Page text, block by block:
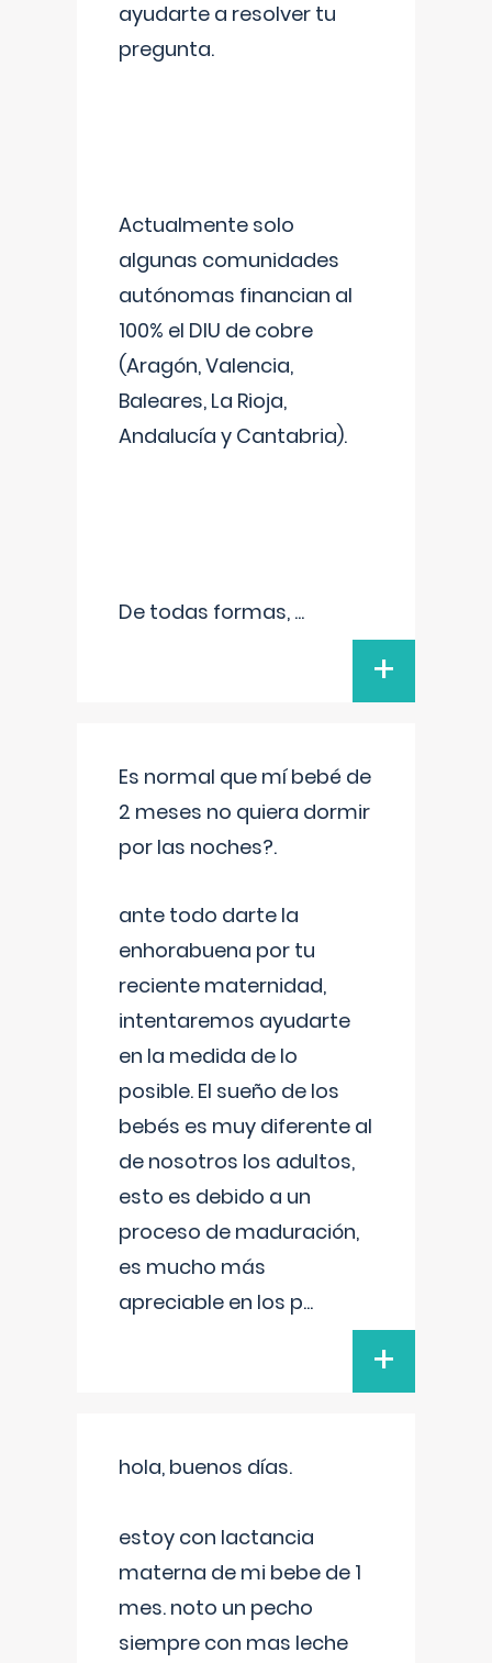
ayudarte a resolver tu
pregunta.
Actualmente solo
algunas comunidades
autónomas financian al
100% el DIU de cobre
(Aragón, Valencia,
Baleares, La Rioja,
Andalucía y Cantabria).
De todas formas, ...
+
Es normal que mí bebé de
2 meses no quiera dormir
por las noches?.
ante todo darte la
enhorabuena por tu
reciente maternidad,
intentaremos ayudarte
en la medida de lo
posible. El sueño de los
bebés es muy diferente al
de nosotros los adultos,
esto es debido a un
proceso de maduración,
es mucho más
apreciable en los p...
+
hola, buenos días.
estoy con lactancia
materna de mi bebe de 1
mes. noto un pecho
siempre con mas leche